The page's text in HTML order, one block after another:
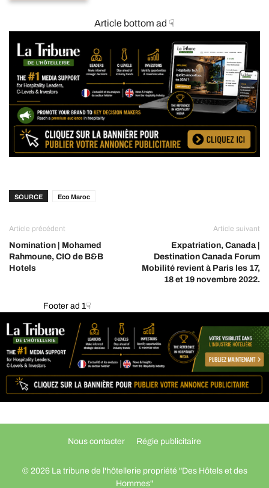
Article bottom ad ☟
SOURCE Eco Maroc
Article précédent
Nomination | Mohamed
Rahmoune, CIO de B&B
Hotels
Article suivant
Expatriation, Canada |
Destination Canada Forum
Mobilité revient à Paris les 17,
18 et 19 novembre 2022.
Footer ad 1☟
Nous contacter Régie publicitaire
© 2026 La tribune de l'hôtellerie propriété "Des Hôtels et des
Hommes"